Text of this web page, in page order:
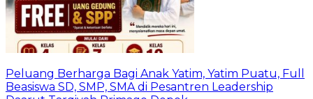
Peluang Berharga Bagi Anak Yatim, Yatim Puatu, Full
Beasiswa SD, SMP, SMA di Pesantren Leadership